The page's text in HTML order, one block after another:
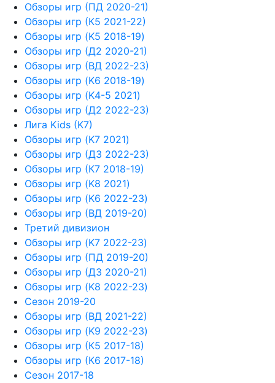
Обзоры игр (ПД 2020-21)
Обзоры игр (К5 2021-22)
Обзоры игр (K5 2018-19)
Обзоры игр (Д2 2020-21)
Обзоры игр (ВД 2022-23)
Обзоры игр (K6 2018-19)
Обзоры игр (K4-5 2021)
Обзоры игр (Д2 2022-23)
Лига Kids (K7)
Обзоры игр (K7 2021)
Обзоры игр (Д3 2022-23)
Обзоры игр (К7 2018-19)
Обзоры игр (K8 2021)
Обзоры игр (K6 2022-23)
Обзоры игр (ВД 2019-20)
Третий дивизион
Обзоры игр (K7 2022-23)
Обзоры игр (ПД 2019-20)
Обзоры игр (Д3 2020-21)
Обзоры игр (K8 2022-23)
Сезон 2019-20
Обзоры игр (ВД 2021-22)
Обзоры игр (K9 2022-23)
Обзоры игр (К5 2017-18)
Обзоры игр (К6 2017-18)
Сезон 2017-18